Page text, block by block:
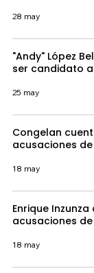
28 may
"Andy" López
ser candidato
25 may
Congelan
acusaciones de
18 may
Enrique
acusaciones de
18 may